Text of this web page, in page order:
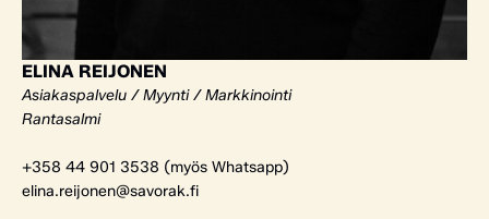
ELINA REIJONEN
Asiakaspalvelu / Myynti / Markkinointi
Rantasalmi
+358 44 901 3538 (myös Whatsapp)
elina.reijonen@savorak.fi